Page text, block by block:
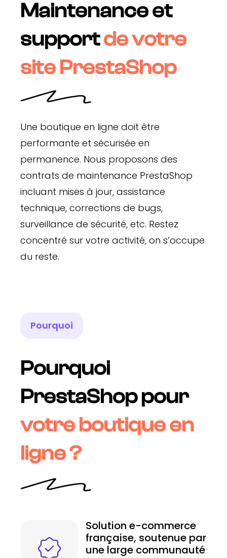
Maintenance et
supportde votre
site PrestaShop
Une boutique en ligne doit être
performante et sécurisée en
permanence. Nous proposons des
contrats de maintenance PrestaShop
incluant mises à jour, assistance
technique, corrections de bugs,
surveillance de sécurité, etc. Restez
concentré sur votre activité, on s’occupe
du reste.
Pourquoi
Pourquoi
PrestaShop pour
votre boutique en
ligne ?
Solution e-commerce
française, soutenue par
une large communauté